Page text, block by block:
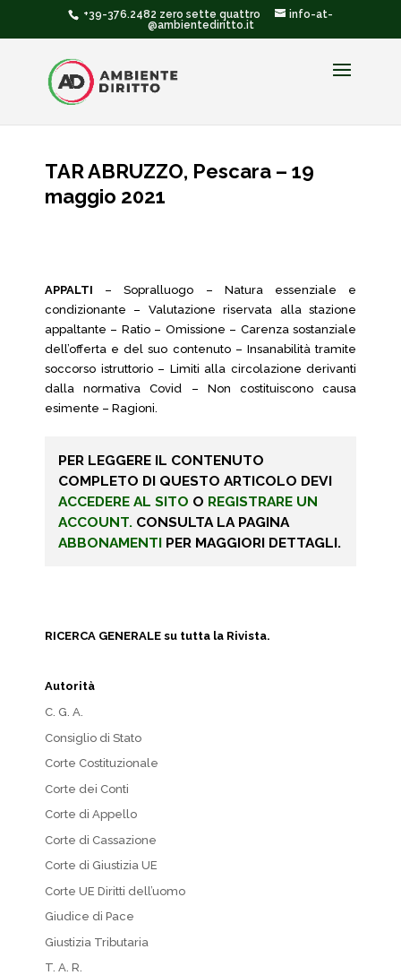
+39-376.2482 zero sette quattro
info-at-
@ambientediritto.it
TAR ABRUZZO, Pescara – 19
maggio 2021
APPALTI – Sopralluogo – Natura essenziale e
condizionante – Valutazione riservata alla stazione
appaltante – Ratio – Omissione – Carenza sostanziale
dell’offerta e del suo contenuto – Insanabilità tramite
soccorso istruttorio – Limiti alla circolazione derivanti
dalla normativa Covid – Non costituiscono causa
esimente – Ragioni.
PER LEGGERE IL CONTENUTO
COMPLETO DI QUESTO ARTICOLO DEVI
ACCEDERE AL SITO O REGISTRARE UN
ACCOUNT. CONSULTA LA PAGINA
ABBONAMENTI PER MAGGIORI DETTAGLI.
RICERCA GENERALE su tutta la Rivista.
Autorità
C. G. A.
Consiglio di Stato
Corte Costituzionale
Corte dei Conti
Corte di Appello
Corte di Cassazione
Corte di Giustizia UE
Corte UE Diritti dell’uomo
Giudice di Pace
Giustizia Tributaria
T. A. R.